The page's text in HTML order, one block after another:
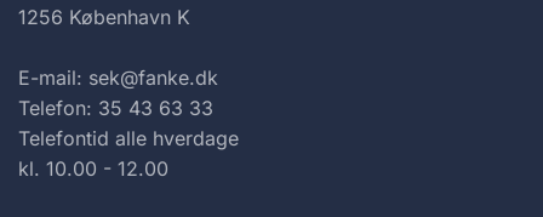
1256 København K
E-mail: sek@fanke.dk
Telefon: 35 43 63 33
Telefontid alle hverdage
kl. 10.00 - 12.00